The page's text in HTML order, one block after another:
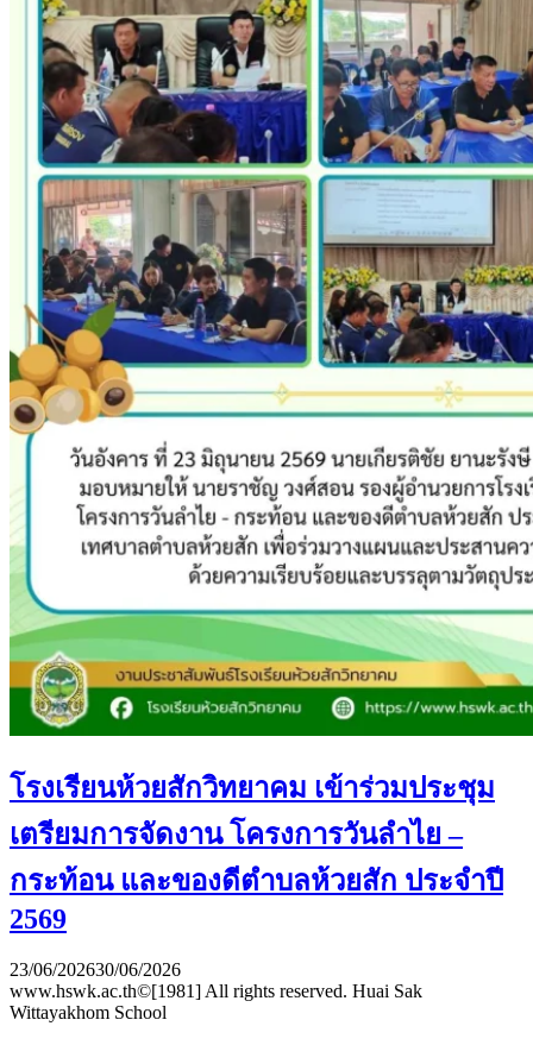
โรงเรียนห้วยสักวิทยาคม เข้าร่วมประชุม
เตรียมการจัดงาน โครงการวันลำไย –
กระท้อน และของดีตำบลห้วยสัก ประจำปี
2569
23/06/202630/06/2026
www.hswk.ac.th©[1981] All rights reserved. Huai Sak
Wittayakhom School